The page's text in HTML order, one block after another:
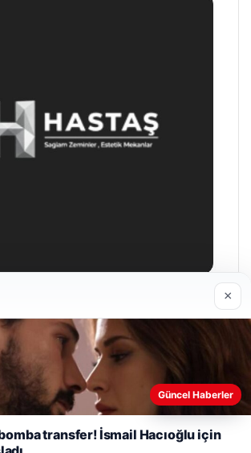
daha iyi anlayabilmek,
ve geliştirmek amacıyla çerezler
Politikamız
×
Güncel Haberler
transfer! İsmail Hacıoğlu için